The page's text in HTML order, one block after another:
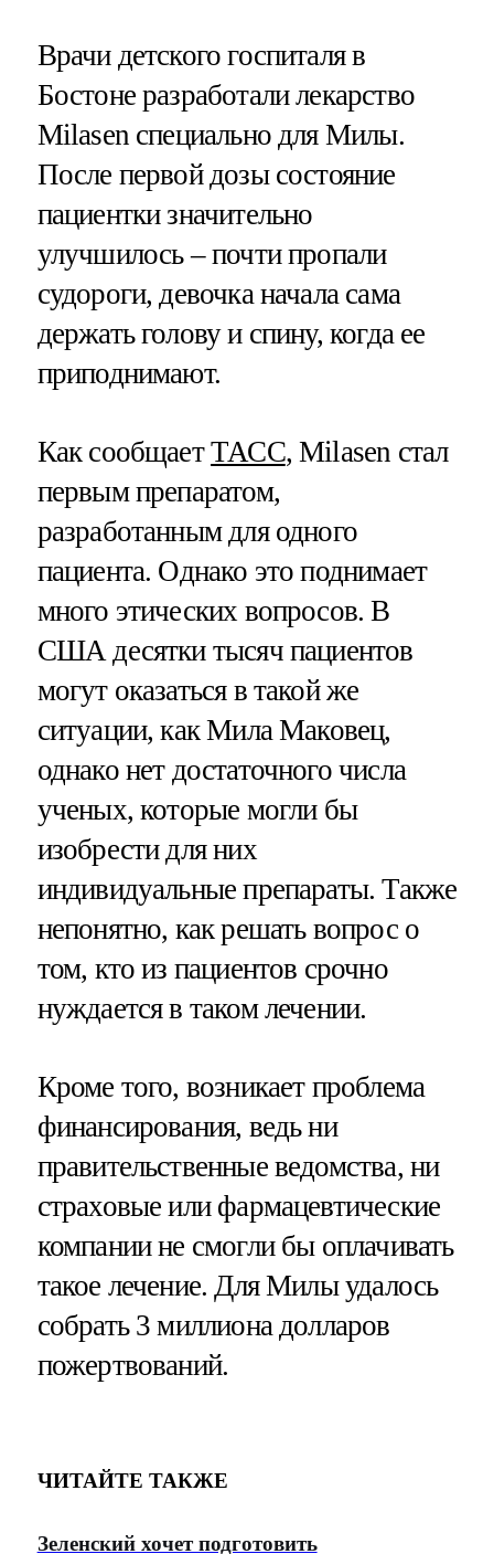
Врачи детского госпиталя в
Бостоне разработали лекарство
Milasen специально для Милы.
После первой дозы состояние
пациентки значительно
улучшилось – почти пропали
судороги, девочка начала сама
держать голову и спину, когда ее
приподнимают.
Как сообщаетТАСС, Milasen стал
первым препаратом,
разработанным для одного
пациента. Однако это поднимает
много этических вопросов. В
США десятки тысяч пациентов
могут оказаться в такой же
ситуации, как Мила Маковец,
однако нет достаточного числа
ученых, которые могли бы
изобрести для них
индивидуальные препараты. Также
непонятно, как решать вопрос о
том, кто из пациентов срочно
нуждается в таком лечении.
Кроме того, возникает проблема
финансирования, ведь ни
правительственные ведомства, ни
страховые или фармацевтические
компании не смогли бы оплачивать
такое лечение. Для Милы удалось
собрать 3 миллиона долларов
пожертвований.
ЧИТАЙТЕ ТАКЖЕ
Зеленский хочет подготовить